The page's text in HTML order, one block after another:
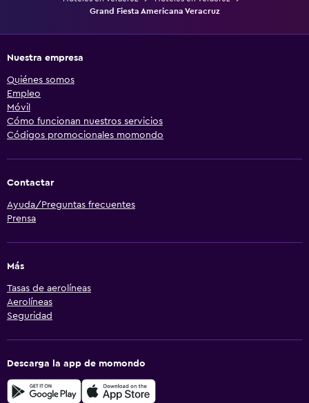
Grand Fiesta Americana Veracruz
Nuestra empresa
Quiénes somos
Empleo
Móvil
Cómo funcionan nuestros servicios
Códigos promocionales momondo
Contactar
Ayuda/Preguntas frecuentes
Prensa
Más
Tasas de aerolíneas
Aerolíneas
Seguridad
Descarga la app de momondo